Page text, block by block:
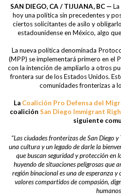
SAN DIEGO, CA / TIJUANA, BC —
hoy una política sin precedentes y
ciertos solicitantes de asilo y
estadounidense en México, algo
La nueva política denominada
(MPP) se implementará primero en el
con la intención de ampliarlo a otros
frontera sur de los Estados Unidos.
comunidades fronterizas a
La Coalición Pro Defensa del
coalición San Diego Immigrant
siguiente
“Las ciudades fronterizas de San Diego
una cultura y un legado de darle la
que buscan seguridad y protección en
huyendo de situaciones peligrosas que
región binacional es una de esperanza
valores compartidos de compasión,